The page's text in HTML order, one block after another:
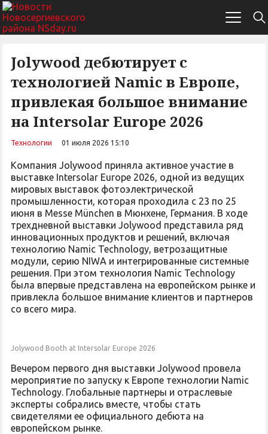
Jolywood дебютирует с
технологией Namic в Европе,
привлекая большое внимание
на Intersolar Europe 2026
Технологии 01 июля 2026 15:10
Компания Jolywood приняла активное участие в
выставке Intersolar Europe 2026, одной из ведущих
мировых выставок фотоэлектрической
промышленности, которая проходила с 23 по 25
июня в Messe München в Мюнхене, Германия. В ходе
трехдневной выставки Jolywood представила ряд
инновационных продуктов и решений, включая
технологию Namic Technology, ветрозащитные
модули, серию NIWA и интегрированные системные
решения. При этом технология Namic Technology
была впервые представлена на европейском рынке и
привлекла большое внимание клиентов и партнеров
со всего мира.
Jolywood Booth at Intersolar Europe 2026
Вечером первого дня выставки Jolywood провела
мероприятие по запуску к Европе технологии Namic
Technology. Глобальные партнеры и отраслевые
эксперты собрались вместе, чтобы стать
свидетелями ее официального дебюта на
европейском рынке.